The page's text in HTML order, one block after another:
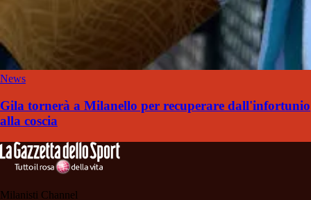
News
Gila tornerà a Milanello per recuperare dall'infortunio
alla coscia
Milanisti Channel